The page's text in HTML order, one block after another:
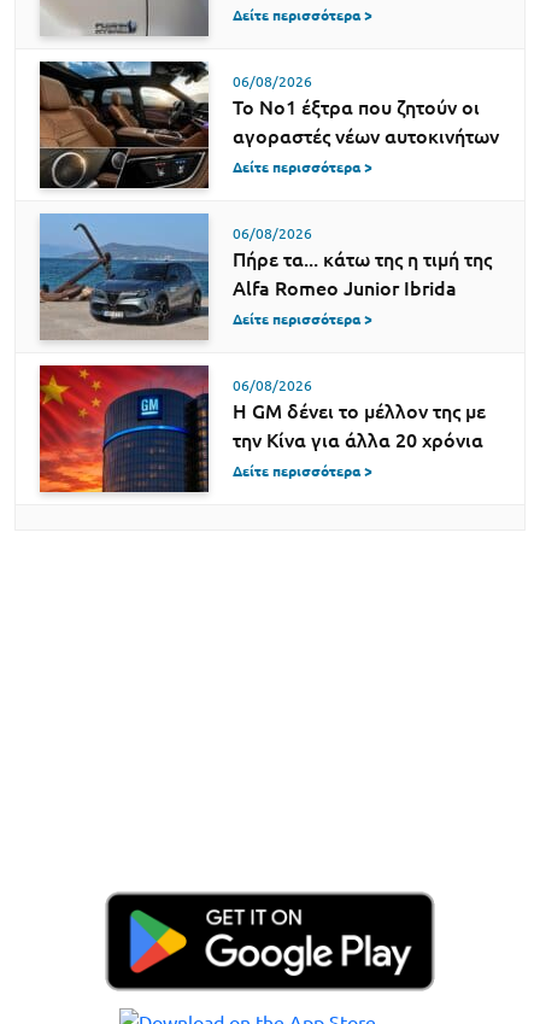
Δείτε περισσότερα >
06/08/2026
Το Νο1 έξτρα που ζητούν οι
αγοραστές νέων αυτοκινήτων
Δείτε περισσότερα >
06/08/2026
Πήρε τα... κάτω της η τιμή της
Alfa Romeo Junior Ibrida
Δείτε περισσότερα >
06/08/2026
Η GM δένει το μέλλον της με
την Κίνα για άλλα 20 χρόνια
Δείτε περισσότερα >